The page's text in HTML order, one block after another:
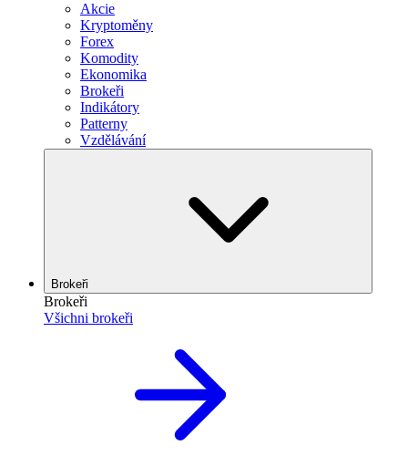
Akcie
Kryptoměny
Forex
Komodity
Ekonomika
Brokeři
Indikátory
Patterny
Vzdělávání
Brokeři
Brokeři
Všichni brokeři